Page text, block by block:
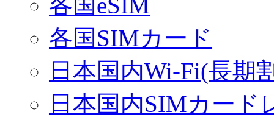
各国SIMカード
日本国内Wi-Fi(長期
日本国内SIMカード